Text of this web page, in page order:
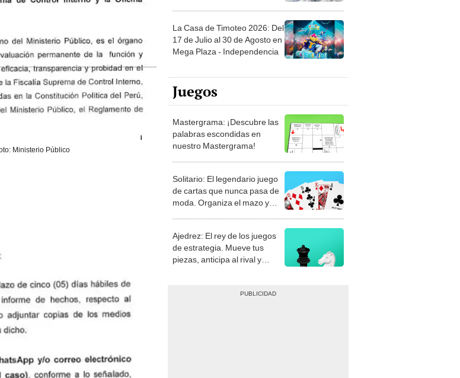
Ministerio Público
La Casa de Timoteo 2026: Del
17 de Julio al 30 de Agosto en
Mega Plaza - Independencia
Juegos
Mastergrama: ¡Descubre las
palabras escondidas en
nuestro Mastergrama!
Solitario: El legendario juego
de cartas que nunca pasa de
moda. Organiza el mazo y
Ajedrez: El rey de los juegos
de estrategia. Mueve tus
piezas, anticipa al rival y